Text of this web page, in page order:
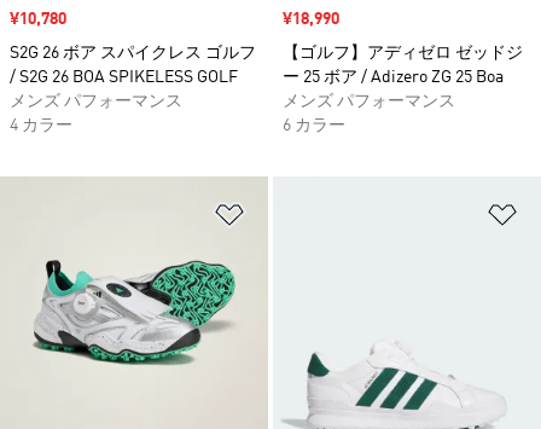
セール価格
¥10,780
S2G 26 ボア スパイクレス ゴルフ
/ S2G 26 BOA SPIKELESS GOLF
メンズ パフォーマンス
4 カラー
セール価格
¥18,990
【ゴルフ】アディゼロ ゼッドジ
ー 25 ボア / Adizero ZG 25 Boa
メンズ パフォーマンス
6 カラー